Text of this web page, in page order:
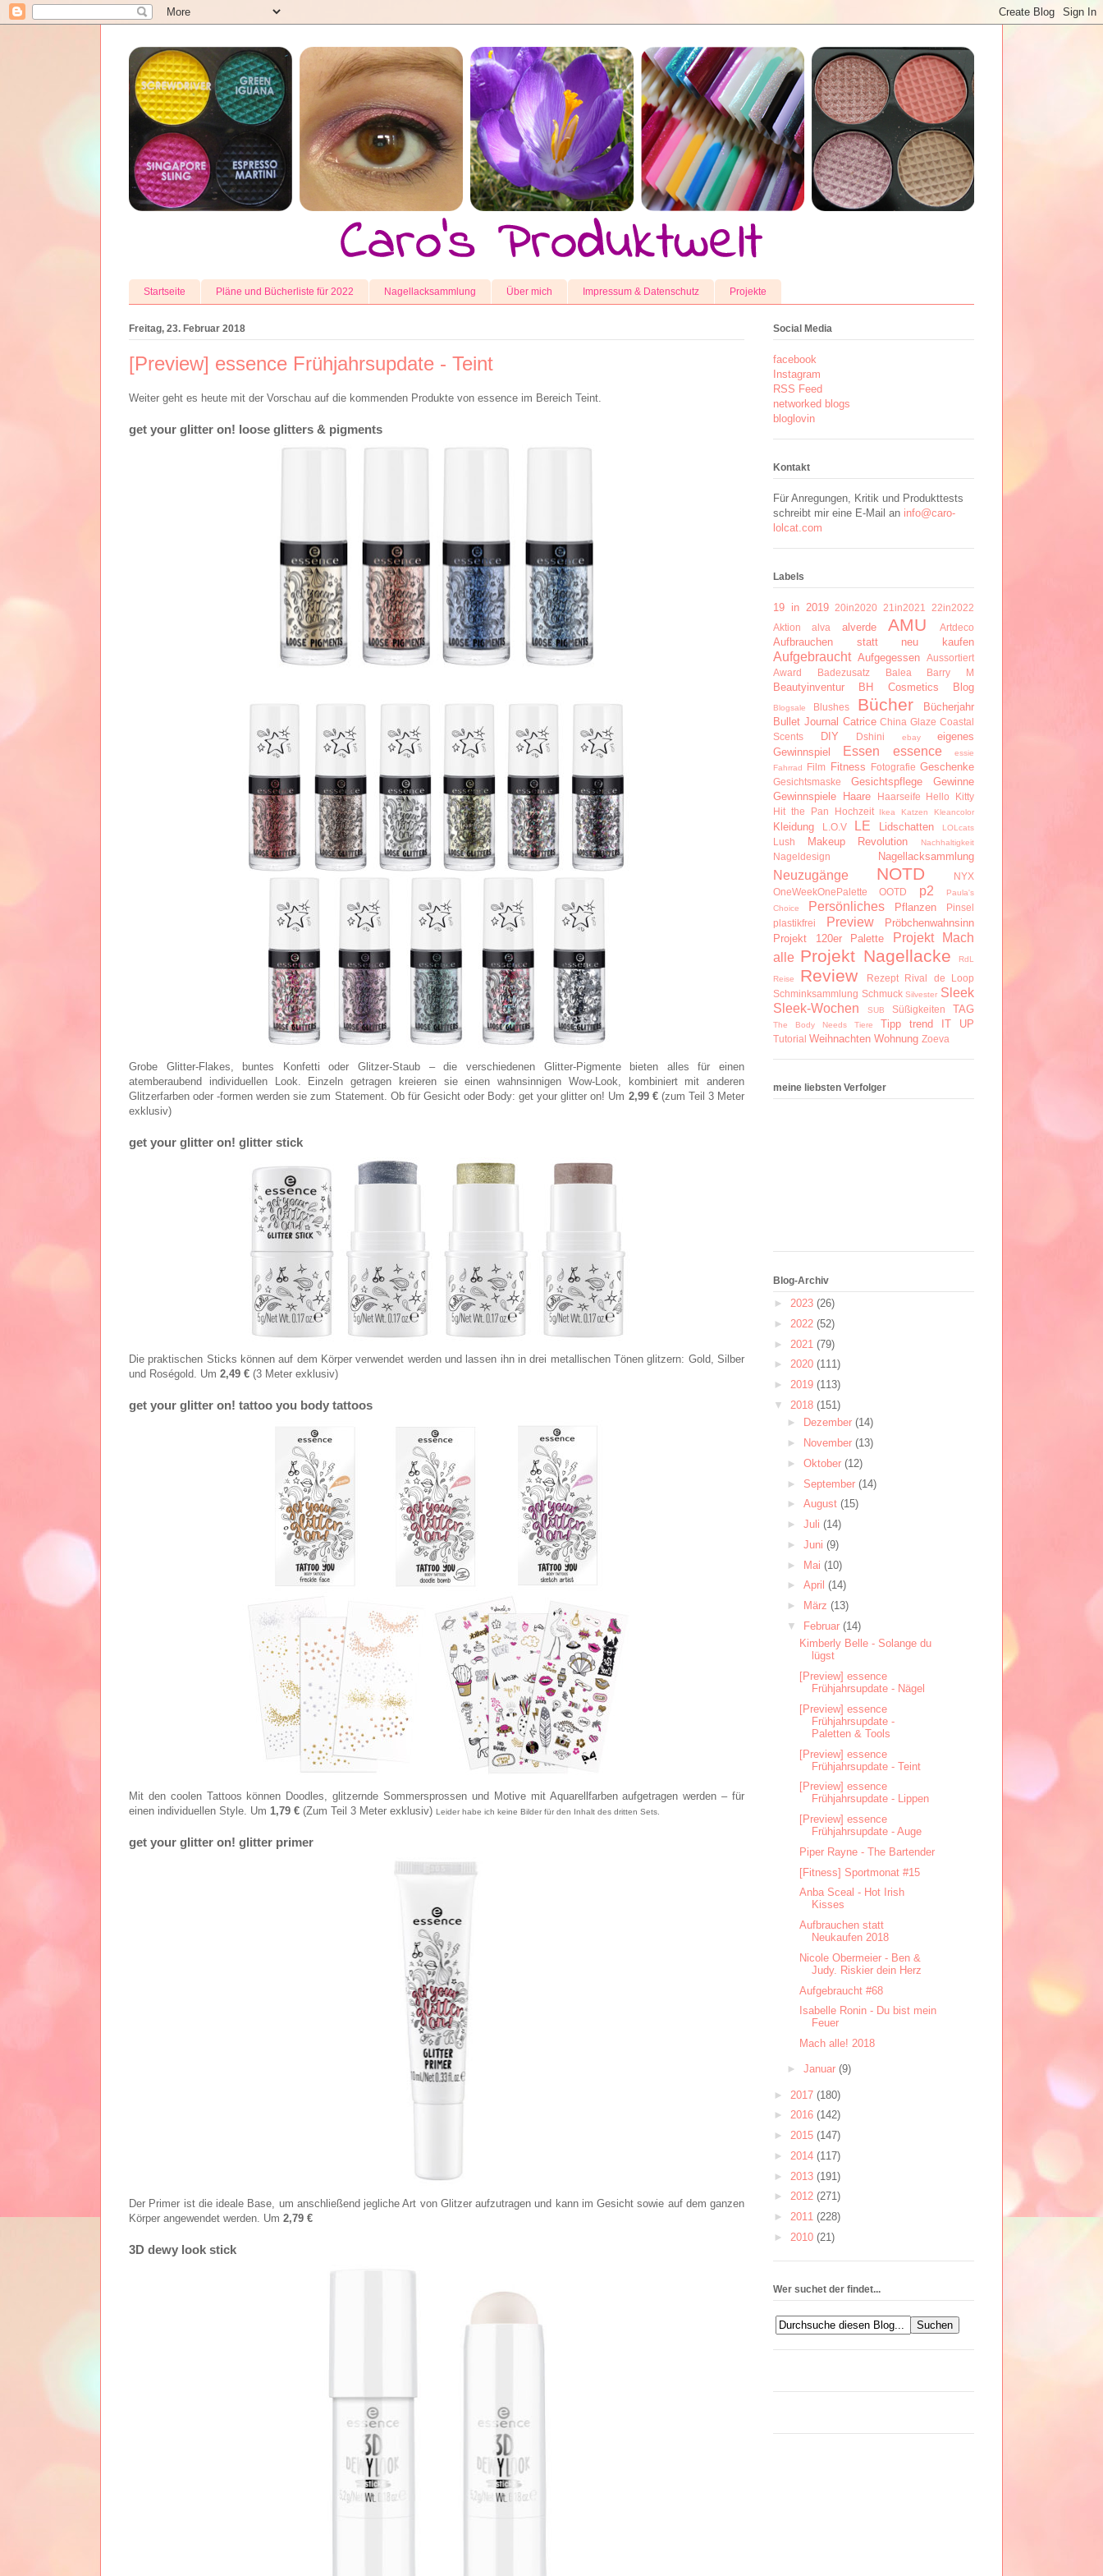
Startseite Pläne und Bücherliste für 2022 Nagellacksammlung Über mich Impressum & Datenschutz Projekte
Freitag, 23. Februar 2018
[Preview] essence Frühjahrsupdate - Teint
Weiter geht es heute mit der Vorschau auf die kommenden Produkte von essence im Bereich Teint.
get your glitter on! loose glitters & pigments
Grobe Glitter-Flakes, buntes Konfetti oder Glitzer-Staub – die verschiedenen Glitter-Pigmente bieten alles für einen
atemberaubend individuellen Look. Einzeln getragen kreieren sie einen wahnsinnigen Wow-Look, kombiniert mit anderen
Glitzerfarben oder -formen werden sie zum Statement. Ob für Gesicht oder Body: get your glitter on! Um 2,99 €(zum Teil 3 Meter
exklusiv)
get your glitter on! glitter stick
Die praktischen Sticks können auf dem Körper verwendet werden und lassen ihn in drei metallischen Tönen glitzern: Gold, Silber
und Roségold. Um 2,49 € (3 Meter exklusiv)
get your glitter on! tattoo you body tattoos
Mit den coolen Tattoos können Doodles, glitzernde Sommersprossen und Motive mit Aquarellfarben aufgetragen werden – für
einen individuellen Style. Um 1,79 € (Zum Teil 3 Meter exklusiv) Leider habe ich keine Bilder für den Inhalt des dritten Sets.
get your glitter on! glitter primer
Der Primer ist die ideale Base, um anschließend jegliche Art von Glitzer aufzutragen und kann im Gesicht sowie auf dem ganzen
Körper angewendet werden. Um 2,79 €
3D dewy look stick
Social Media
facebook
Instagram
RSS Feed
networked blogs
bloglovin
Kontakt
Für Anregungen, Kritik und Produkttests
schreibt mir eine E-Mail an info@caro-
lolcat.com
Labels
19 in 2019 20in2020 21in2021
22in2022
Aktion
alva alverde AMU Artdeco
Aufbrauchen statt neu kaufen
Aufgebraucht Aufgegessen
Aussortiert
Award
Badezusatz Balea Barry M
Beautyinventur BH Cosmetics Blog
Blogsale Blushes Bücher
Bücherjahr
Bullet Journal Catrice China Glaze Coastal
Scents
DIY Dshini ebay
eigenes
Gewinnspiel
Essen essence
essie
Fahrrad
Film Fitness Fotografie Geschenke
Gesichtsmaske Gesichtspflege
Gewinne
Gewinnspiele
Haare Haarseife
Hello Kitty
Hit the Pan
Hochzeit Ikea Katzen Kleancolor
Kleidung L.O.V LE Lidschatten LOLcats
Lush Makeup Revolution Nachhaltigkeit
Nageldesign Nagellacksammlung
Neuzugänge NOTD
NYX
OneWeekOnePalette
OOTD p2
Paula's
Choice
Persönliches Pflanzen
Pinsel
plastikfrei
Preview
Pröbchenwahnsinn
Projekt 120er Palette
Projekt Mach
alle Projekt Nagellacke RdL
Reise Review Rezept
Rival de Loop
Schminksammlung Schmuck Silvester Sleek
Sleek-Wochen
SUB Süßigkeiten TAG
The Body Needs Tiere Tipp trend IT UP
Tutorial Weihnachten Wohnung Zoeva
meine liebsten Verfolger
Blog-Archiv
► 2023 (26)
► 2022 (52)
► 2021 (79)
► 2020 (111)
► 2019 (113)
▼ 2018 (151)
►
Dezember (14)
►
November (13)
► Oktober (12)
► September (14)
► August (15)
► Juli (14)
► Juni (9)
► Mai (10)
► April (14)
►
März (13)
▼
Februar (14)
Kimberly Belle - Solange du
lügst
[Preview] essence
Frühjahrsupdate - Nägel
[Preview] essence
Frühjahrsupdate -
Paletten & Tools
[Preview] essence
Frühjahrsupdate - Teint
[Preview] essence
Frühjahrsupdate - Lippen
[Preview] essence
Frühjahrsupdate - Auge
Piper Rayne - The Bartender
[Fitness] Sportmonat #15
Anba Sceal - Hot Irish
Kisses
Aufbrauchen statt
Neukaufen 2018
Nicole Obermeier - Ben &
Judy. Riskier dein Herz
Aufgebraucht #68
Isabelle Ronin - Du bist mein
Feuer
Mach alle! 2018
► Januar (9)
► 2017 (180)
► 2016 (142)
► 2015 (147)
► 2014 (117)
► 2013 (191)
► 2012 (271)
► 2011 (228)
► 2010 (21)
Wer suchet der findet...